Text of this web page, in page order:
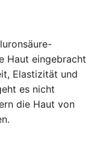
Haut eingebracht
Elastizität und
es nicht
die Haut von